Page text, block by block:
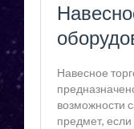
Навесное
возможности
предмет,